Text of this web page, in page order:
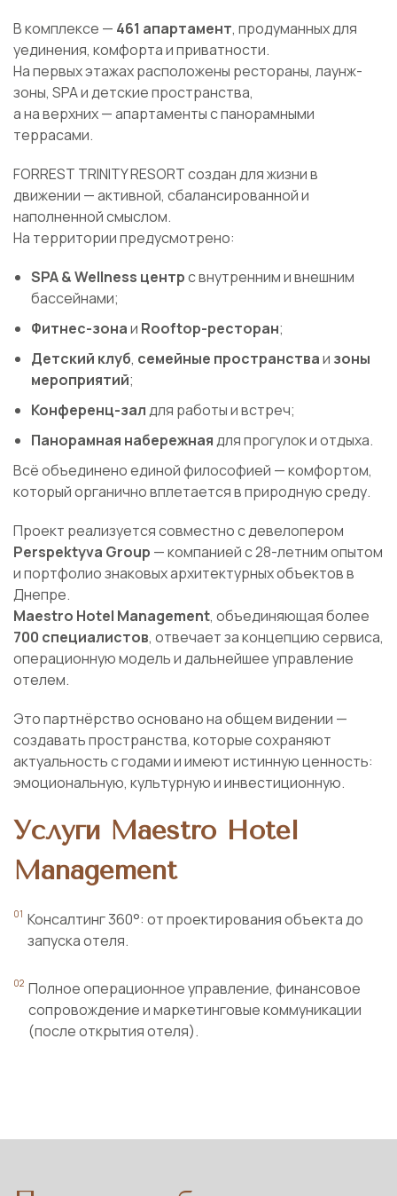
В комплексе — 461 апартамент, продуманных для
уединения, комфорта и приватности.
На первых этажах расположены рестораны, лаунж-
зоны, SPA и детские пространства,
а на верхних — апартаменты с панорамными
террасами.
FORREST TRINITY RESORT создан для жизни в
движении — активной, сбалансированной и
наполненной смыслом.
На территории предусмотрено:
SPA & Wellness центрс внутренним и внешним
бассейнами;
Фитнес-зонаи Rooftop-ресторан;
Детский клуб, семейные пространстваи зоны
мероприятий;
Конференц-залдля работы и встреч;
Панорамная набережнаядля прогулок и отдыха.
Всё объединено единой философией — комфортом,
который органично вплетается в природную среду.
Проект реализуется совместно с девелопером
Perspektyva Group — компанией с 28-летним опытом
и портфолио знаковых архитектурных объектов в
Днепре.
Maestro Hotel Management, объединяющая более
700 специалистов, отвечает за концепцию сервиса,
операционную модель и дальнейшее управление
отелем.
Это партнёрство основано на общем видении —
создавать пространства, которые сохраняют
актуальность с годами и имеют истинную ценность:
эмоциональную, культурную и инвестиционную.
Услуги Maestro Hotel
Management
Консалтинг 360°: от проектирования объекта до
запуска отеля.
Полное операционное управление, финансовое
сопровождение и маркетинговые коммуникации
(после открытия отеля).